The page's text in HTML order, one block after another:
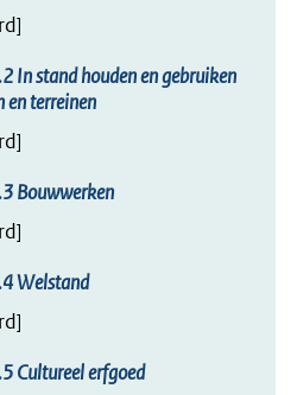
In stand houden en gebruiken
en terreinen
Bouwwerken
Welstand
Cultureel erfgoed